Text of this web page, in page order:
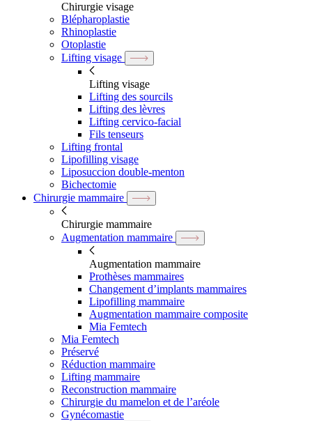
Chirurgie visage
Blépharoplastie
Rhinoplastie
Otoplastie
Lifting visage
Lifting visage
Lifting des sourcils
Lifting des lèvres
Lifting cervico-facial
Fils tenseurs
Lifting frontal
Lipofilling visage
Liposuccion double-menton
Bichectomie
Chirurgie mammaire
Chirurgie mammaire
Augmentation mammaire
Augmentation mammaire
Prothèses mammaires
Changement d’implants mammaires
Lipofilling mammaire
Augmentation mammaire composite
Mia Femtech
Mia Femtech
Préservé
Réduction mammaire
Lifting mammaire
Reconstruction mammaire
Chirurgie du mamelon et de l’aréole
Gynécomastie